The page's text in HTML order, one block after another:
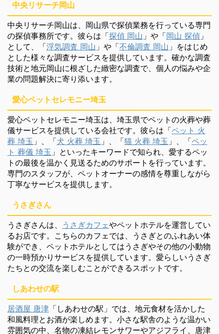
中央リサーチ岡山
中央リサーチ岡山は、岡山県で探偵業務を行っている専門
の探偵事務所です。彼らは「探偵 岡山 」や「岡山 探偵 」
として、「浮気調査 岡山 」や「不倫調査 岡山 」をはじめ
とした様々な調査サービスを提供しています。確かな調査
技術と地元岡山に根ざした緻密な調査で、個人の悩みや企
業の問題解決に寄り添います。
愛心ペットセレモニー埼玉
愛心ペットセレモニー埼玉は、埼玉県でペットの火葬や葬
儀サービスを提供している会社です。彼らは「ペット 火
葬 埼玉 」、「犬 火葬 埼玉 」、「猫 火葬 埼玉 」、「ペッ
ト 葬儀 埼玉 」といったキーワードで知られ、愛するペッ
トの最後を温かく見送るためのサポートを行っています。
専門のスタッフが、ペットオーナーの感情を尊重しながら
丁寧なサービスを提供します。
うさぎさん
うさぎさんは、 うさぎカフェやペットホテルを運営してい
るお店です。こちらのカフェでは、うさぎとのふれあい体
験ができ、ペットホテルとしてはうさぎやその他の小動物
の一時預かりサービスを提供しています。愛らしいうさぎ
たちとの交流を楽しむことができるスポットです。
しあわせの駅
居酒屋 唐津 「しあわせの駅」では、地元食材を活かした
和風料理とお酒が楽しめます。小さな駅舎のような温かい
雰囲気の中、名物の凍結レモンサワーやアジフライ、唐津